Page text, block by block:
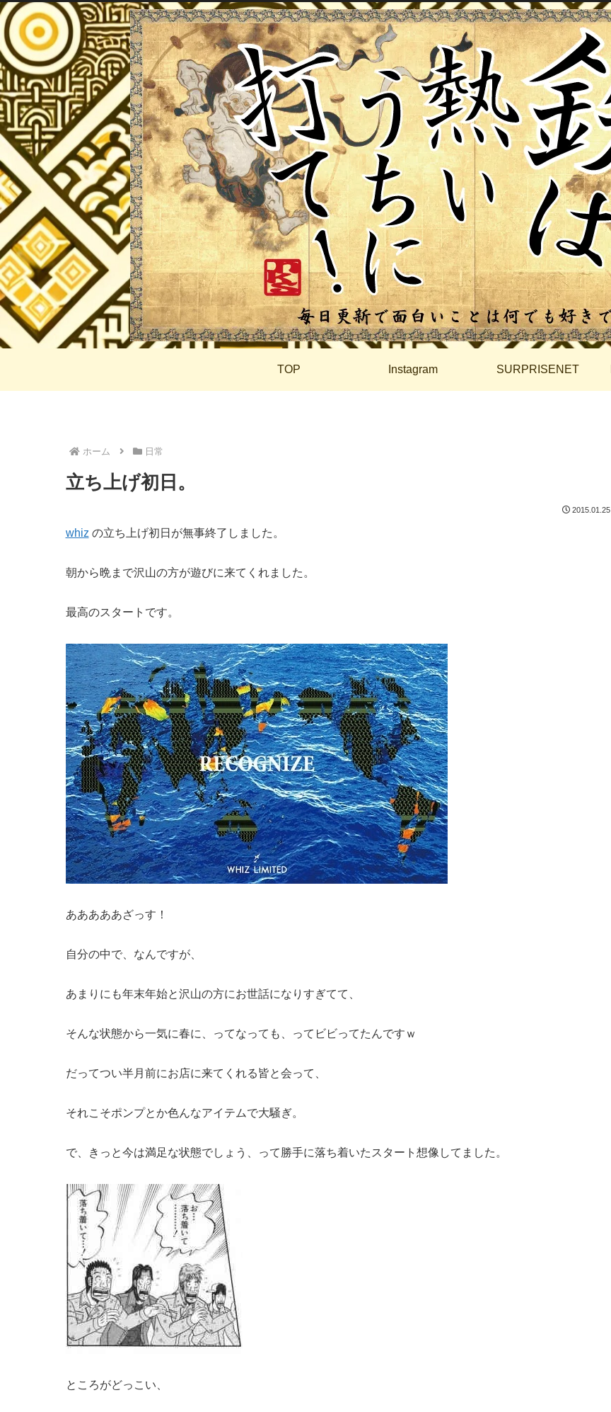
TOP Instagram SURPRISENET
ホーム 日常
立ち上げ初日。
2015.01.25
whiz の立ち上げ初日が無事終了しました。
朝から晩まで沢山の方が遊びに来てくれました。
最高のスタートです。
あああああざっす！
自分の中で、なんですが、
あまりにも年末年始と沢山の方にお世話になりすぎてて、
そんな状態から一気に春に、ってなっても、ってビビってたんですｗ
だってつい半月前にお店に来てくれる皆と会って、
それこそポンプとか色んなアイテムで大騒ぎ。
で、きっと今は満足な状態でしょう、って勝手に落ち着いたスタート想像してました。
ところがどっこい、